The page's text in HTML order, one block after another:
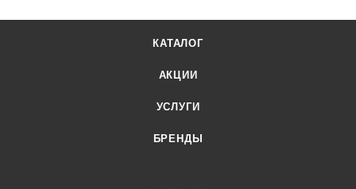
КАТАЛОГ
АКЦИИ
УСЛУГИ
БРЕНДЫ